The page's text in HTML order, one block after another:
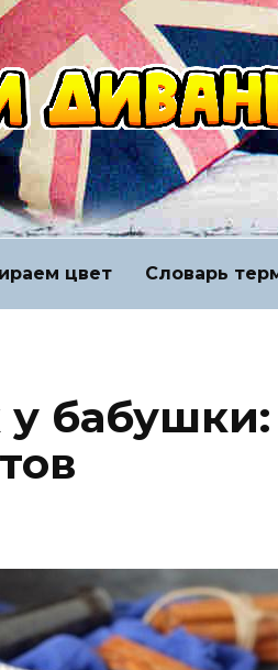
цвет Словарь
бабушки: